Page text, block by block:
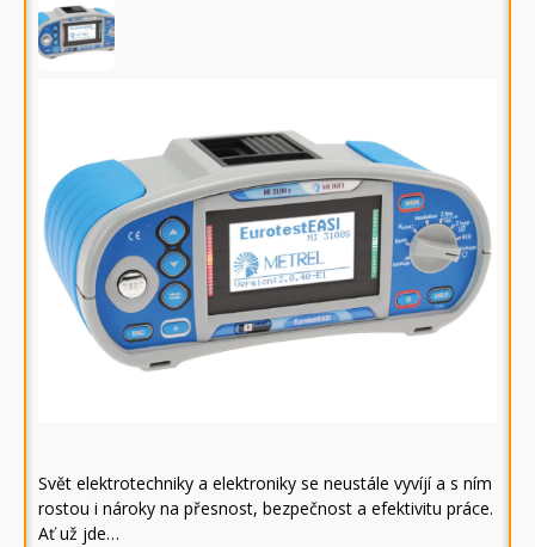
Svět elektrotechniky a elektroniky se neustále vyvíjí a s ním
rostou i nároky na přesnost, bezpečnost a efektivitu práce.
Ať už jde…